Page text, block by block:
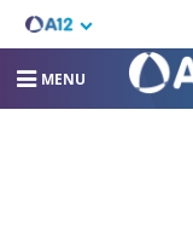
MENU